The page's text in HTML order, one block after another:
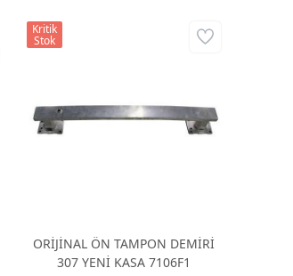
ORİJİNAL ÖN TAMPON DEMİRİ
307 YENİ KASA 7106F1
Kritik
Stok